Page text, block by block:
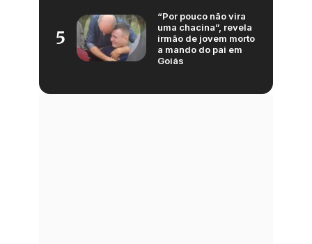
5
“Por pouco não vira
uma chacina”, revela
irmão de jovem morto
a mando do pai em
Goiás